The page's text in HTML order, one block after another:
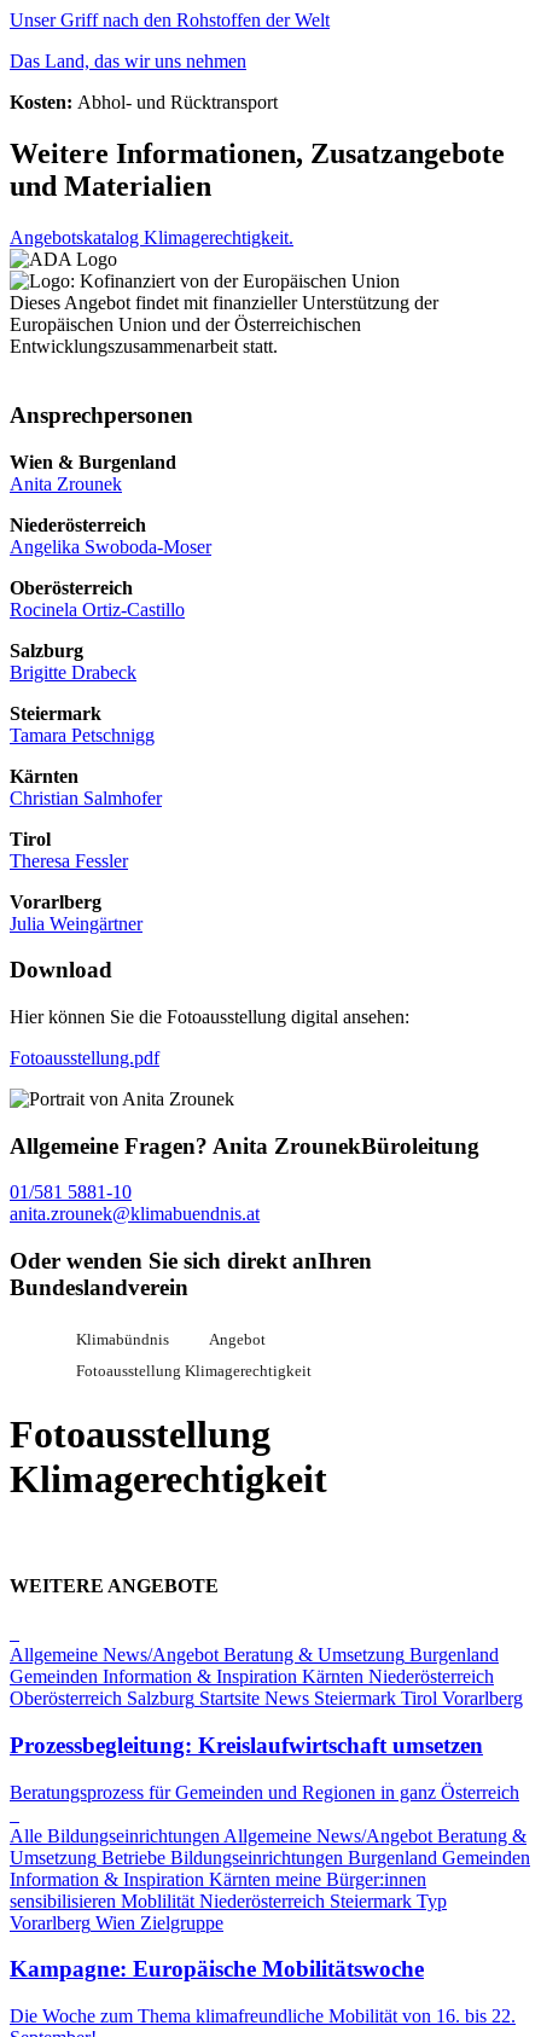
Unser Griff nach den Rohstoffen der Welt
Das Land, das wir uns nehmen
Kosten: Abhol- und Rücktransport
Weitere Informationen, Zusatzangebote
und Materialien
Angebotskatalog Klimagerechtigkeit.
Dieses Angebot findet mit finanzieller Unterstützung der
Europäischen Union und der Österreichischen
Entwicklungszusammenarbeit statt.
Ansprechpersonen
Wien & Burgenland
Anita Zrounek
Niederösterreich
Angelika Swoboda-Moser
Oberösterreich
Rocinela Ortiz-Castillo
Salzburg
Brigitte Drabeck
Steiermark
Tamara Petschnigg
Kärnten
Christian Salmhofer
Tirol
Theresa Fessler
Vorarlberg
Julia Weingärtner
Download
Hier können Sie die Fotoausstellung digital ansehen:
Fotoausstellung.pdf
Allgemeine Fragen? Anita ZrounekBüroleitung
01/581 5881-10
anita.zrounek@klimabuendnis.at
Oder wenden Sie sich direkt anIhren
Bundeslandverein
Klimabündnis
Angebot
Fotoausstellung Klimagerechtigkeit
Fotoausstellung
Klimagerechtigkeit
WEITERE ANGEBOTE
Allgemeine News/Angebot Beratung & Umsetzung Burgenland
Gemeinden Information & Inspiration Kärnten Niederösterreich
Oberösterreich Salzburg Startsite News Steiermark Tirol Vorarlberg
Prozessbegleitung: Kreislaufwirtschaft umsetzen
Beratungsprozess für Gemeinden und Regionen in ganz Österreich
Alle Bildungseinrichtungen Allgemeine News/Angebot Beratung &
Umsetzung Betriebe Bildungseinrichtungen Burgenland Gemeinden
Information & Inspiration Kärnten meine Bürger:innen
sensibilisieren Moblilität Niederösterreich Steiermark Typ
Vorarlberg Wien Zielgruppe
Kampagne: Europäische Mobilitätswoche
Die Woche zum Thema klimafreundliche Mobilität von 16. bis 22.